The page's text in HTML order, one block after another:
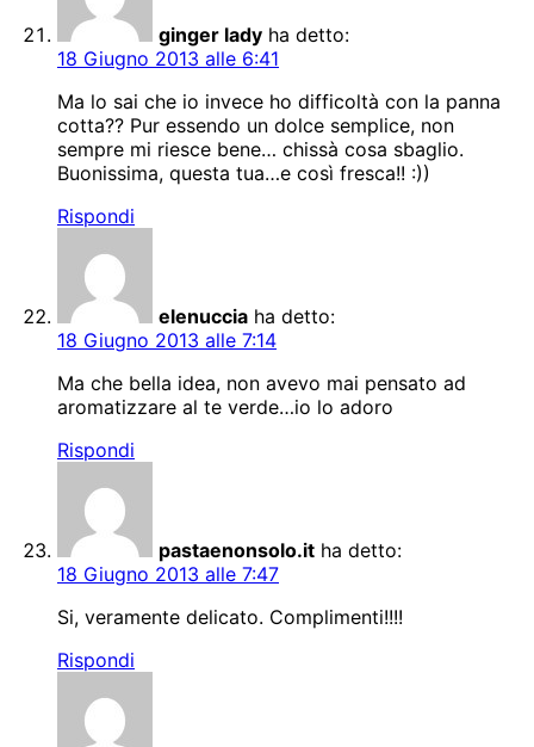
ginger lady ha detto:
18 Giugno 2013 alle 6:41
Ma lo sai che io invece ho difficoltà con la panna
cotta?? Pur essendo un dolce semplice, non
sempre mi riesce bene… chissà cosa sbaglio.
Buonissima, questa tua…e così fresca!! :))
Rispondi
elenuccia ha detto:
18 Giugno 2013 alle 7:14
Ma che bella idea, non avevo mai pensato ad
aromatizzare al te verde…io lo adoro
Rispondi
pastaenonsolo.it ha detto:
18 Giugno 2013 alle 7:47
Si, veramente delicato. Complimenti!!!!
Rispondi